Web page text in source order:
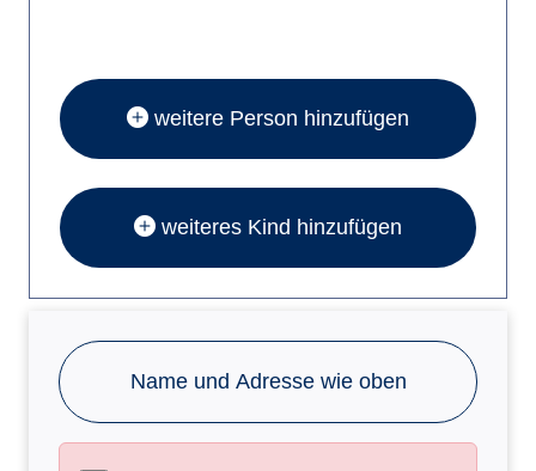
weitere Person hinzufügen
weiteres Kind hinzufügen
Name und Adresse wie oben